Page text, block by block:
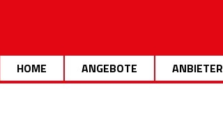
HOME ANGEBOTE ANBIETER